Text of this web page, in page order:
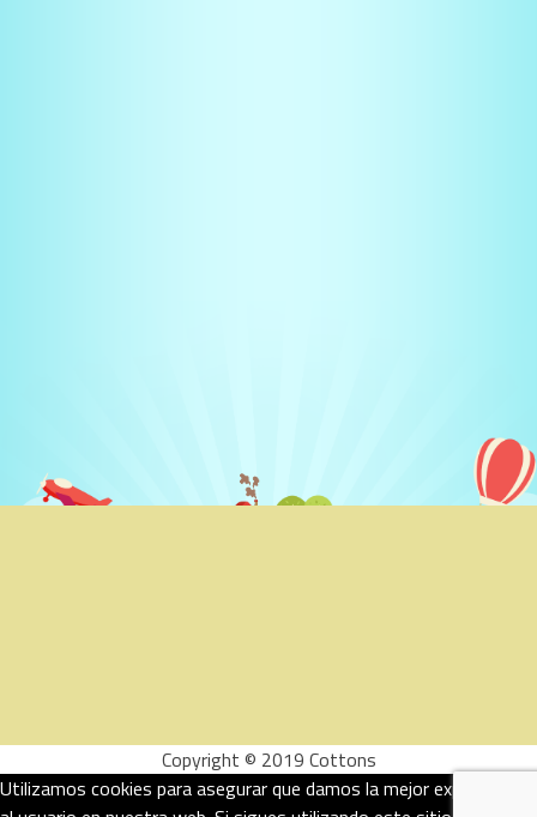
Copyright © 2019 Cottons
Utilizamos cookies para asegurar que damos la mejor experiencia